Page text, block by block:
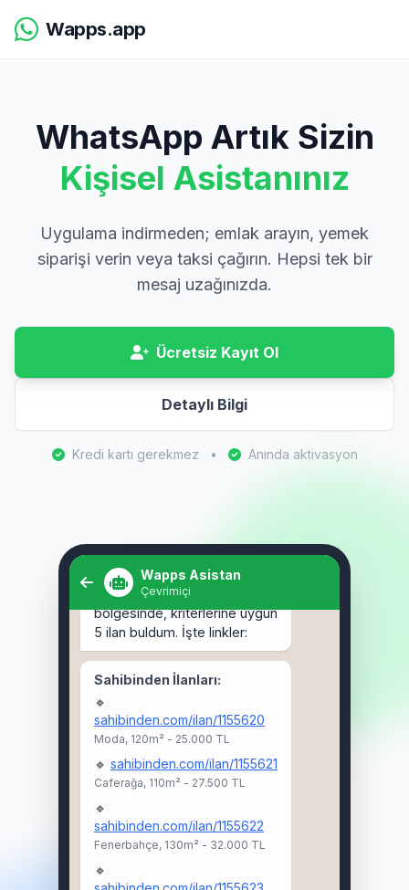
Wapps.app
WhatsApp Artık Sizin
Kişisel Asistanınız
Uygulama indirmeden; emlak arayın, yemek
siparişi verin veya taksi çağırın. Hepsi tek bir
mesaj uzağınızda.
Ücretsiz Kayıt Ol
Detaylı Bilgi
Kredi kartı gerekmez • Anında aktivasyon
Wapps Asistan
Çevrimiçi
ev arıyorum. 🏠
Selam Ahmet! 👋 Kadıköy
bölgesinde, kriterlerine uygun
5 ilan buldum. İşte linkler:
Sahibinden İlanları:
🔹
sahibinden.com/ilan/1155620
Moda, 120m² - 25.000 TL
🔹 sahibinden.com/ilan/1155621
Caferağa, 110m² - 27.500 TL
🔹
sahibinden.com/ilan/1155622
Fenerbahçe, 130m² - 32.000 TL
🔹
sahibinden.com/ilan/1155623